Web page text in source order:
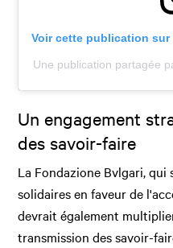
Voir cette publication sur
Une publication partagée
Un engagement
des savoir-faire
La Fondazione Bvlgari,
solidaires en faveur de
devrait également
transmission des savoir-